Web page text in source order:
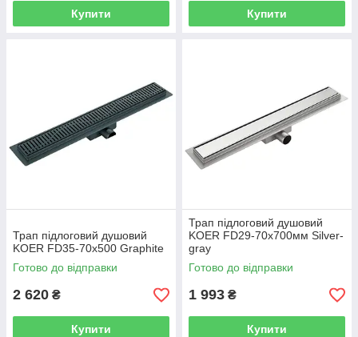
Купити Купити
Трап підлоговий душовий
KOER FD35-70x500 Graphite
Готово до відправки
2 620 ₴
Купити
Трап підлоговий душовий
KOER FD29-70x700мм Silver-
gray
Готово до відправки
1 993 ₴
Купити